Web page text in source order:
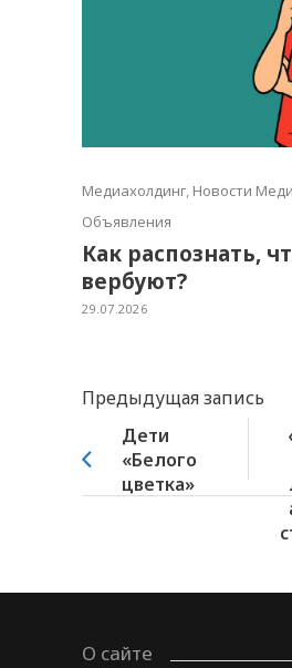
Медиахолдинг, Новости
Объявления
Как распознать,
вербуют?
29.07.2026
Предыдущая запись
Дети
«Белого
цветка»
О сайте